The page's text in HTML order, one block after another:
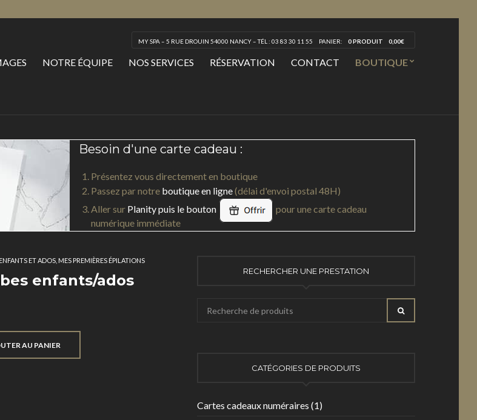
MY SPA – 5 RUE DROUIN 54000 NANCY – TÉL : 03 83 30 11 55 PANIER: 0 PRODUIT 0,00€
NOTRE ÉQUIPE NOS SERVICES RÉSERVATION CONTACT BOUTIQUE
Besoin d'une carte cadeau :
Présentez vous directement en boutique
Passez par notre boutique en ligne(délai d'envoi postal 48H)
Aller sur Planity puis le bouton
pour une carte cadeau
numérique immédiate
ET ADOS MES PREMIÈRES ÉPILATIONS
enfants/ados
AU PANIER
RECHERCHER UNE PRESTATION
CATÉGORIES DE PRODUITS
Cartes cadeaux numéraires (1)